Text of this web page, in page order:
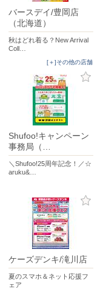
バースデイ/豊岡店
（北海道）
秋はどれ着る？New Arrival
Coll…
[＋]その他の店舗
Shufoo!キャンペーン
事務局（…
＼Shufoo!25周年記念！／☆
aruku&…
ケーズデンキ/滝川店
夏のスマホ＆ネット応援フ
ェア